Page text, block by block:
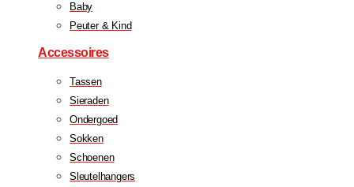
Baby
Peuter & Kind
Accessoires
Tassen
Sieraden
Ondergoed
Sokken
Schoenen
Sleutelhangers